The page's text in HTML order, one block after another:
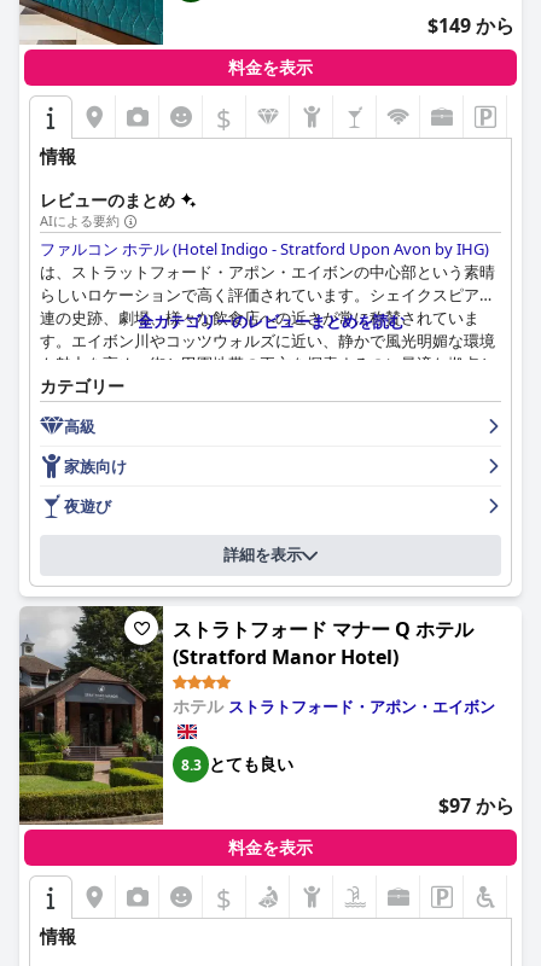
$149 から
料金を表示
$
情報
レビューのまとめ
AIによる要約
ファルコン ホテル (Hotel Indigo - Stratford Upon Avon by IHG)
は、ストラットフォード・アポン・エイボンの中心部という素晴
らしいロケーションで高く評価されています。シェイクスピア関
連の史跡、劇場、様々な飲食店への近さが常に称賛されていま
す。エイボン川やコッツウォルズに近い、静かで風光明媚な環境
も魅力を高め、街と田園地帯の両方を探索するのに最適な拠点と
なっています。敷地内駐車場があることで、車で到着する旅行者
にとってさらに便利です。
ホテルの朝食は、その種類と質が高く評価されており、様々な食
の好みに合う複数のオプションがあります。特に、フル・イング
リッシュ・ブレックファストや、自家製グラノーラ、フレンチト
ーストなどが称賛されています。フレンドリーで丁寧なスタッフ
が朝食体験を大きく向上させていますが、一人あたり20ポンドと
いう料金は少し高いと感じるゲストもいます。
The Woodsman Restaurantでの食事は、素晴らしい食事と魅力
的な雰囲気で、際立った特徴として頻繁に挙げられています。サ
ンデーローストを含む夜のメニューは、絶賛されています。ただ
し、レストランは満席になることが多いので、事前予約をお勧め
します。バーフードについては賛否両論があり、当たり外れがあ
る可能性があること、そして価格が高めであることが指摘されて
います。
ホテルの客室は、清潔でスタイリッシュな内装が施され、快適で
あると評されており、ネスプレッソマシンなどのモダンな設備が
備わっています。広々とした客室もあれば、少し狭く感じる客室
もあります。それでも、全体的な清潔さと快適さは一貫して高い
水準を満たしています。静かで心地よい景色を望める客室は、さ
らに安らかな滞在に貢献しています。
全カテゴリーのレビューまとめを読む
カテゴリー
高級
家族向け
夜遊び
詳細を表示
ストラトフォード マナー Q ホテル
(Stratford Manor Hotel)
ホテル ストラトフォード・アポン・エイボン
8.3 とても良い
$97 から
料金を表示
$
情報